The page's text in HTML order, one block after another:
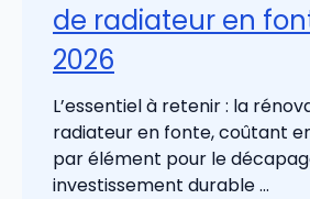
de radiateur en
2026
L’essentiel à retenir : la
radiateur en fonte, coûtant
par élément pour le
investissement durable ...